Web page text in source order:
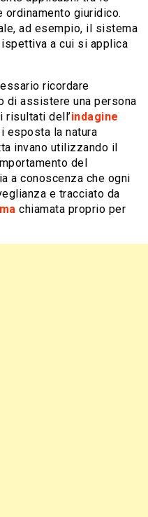
giuridico.
ad esempio, il sistema
a cui si applica
ricordare
di assistere una persona
risultati dell’indagine
esposta la natura
invano utilizzando il
del
a conoscenza che ogni
e tracciato da
chiamata proprio per